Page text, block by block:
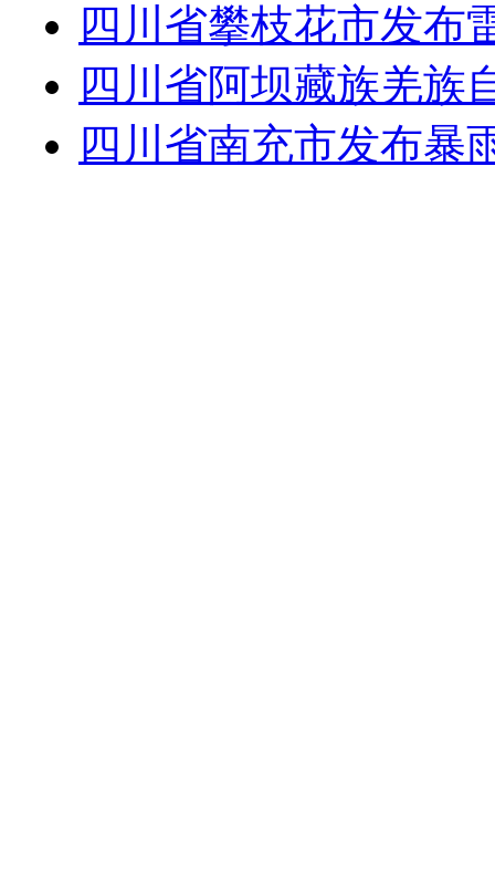
四川省攀枝花市发布
四川省阿坝藏族羌族
四川省南充市发布暴